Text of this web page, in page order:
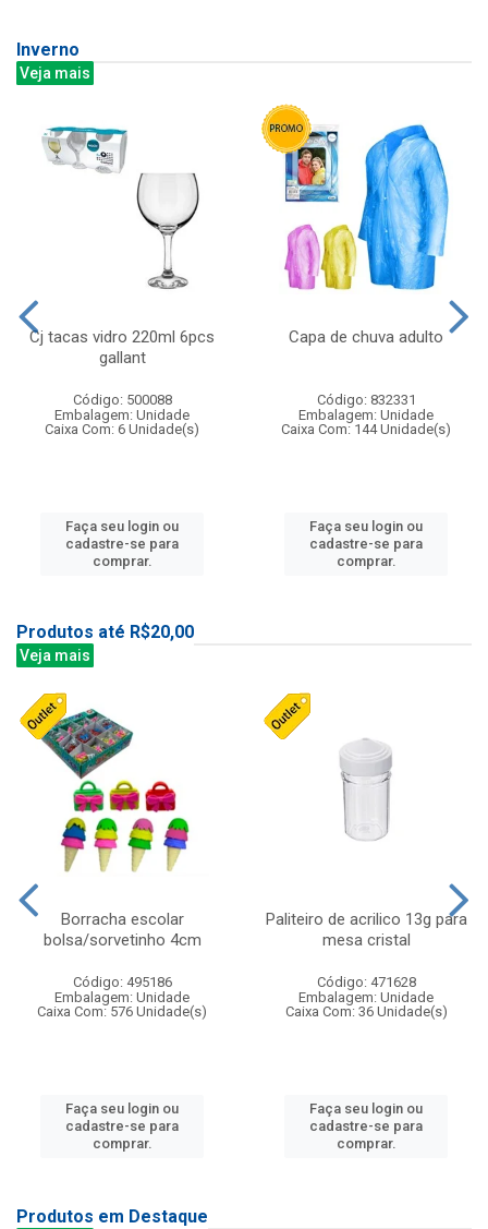
Inverno
Veja mais
Cj tacas vidro 220ml 6pcs
gallant
Código: 500088
Embalagem: Unidade
Caixa Com: 6 Unidade(s)
Faça seu login ou
cadastre-se para
comprar.
Capa de chuva adulto
Código: 832331
Embalagem: Unidade
Caixa Com: 144 Unidade(s)
Faça seu login ou
cadastre-se para
comprar.
Produtos até R$20,00
Veja mais
Borracha escolar
bolsa/sorvetinho 4cm
Código: 495186
Embalagem: Unidade
Caixa Com: 576 Unidade(s)
Faça seu login ou
cadastre-se para
comprar.
Paliteiro de acrilico 13g para
mesa cristal
Código: 471628
Embalagem: Unidade
Caixa Com: 36 Unidade(s)
Faça seu login ou
cadastre-se para
comprar.
Produtos em Destaque